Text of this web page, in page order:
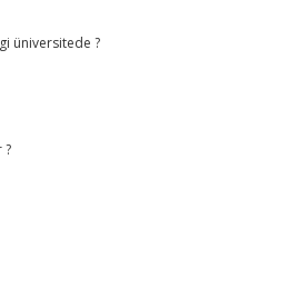
üniversitede ?
?